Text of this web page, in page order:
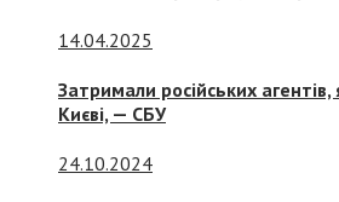
14.04.2025
Затримали російських агентів,
Києві, — СБУ
24.10.2024